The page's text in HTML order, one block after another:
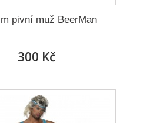
pivní muž BeerMan
300 Kč